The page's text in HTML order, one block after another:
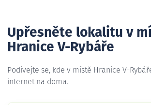
Upřesněte lokalitu v
Hranice V-Rybáře
Podívejte se, kde v místě Hranice V-
internet na doma.